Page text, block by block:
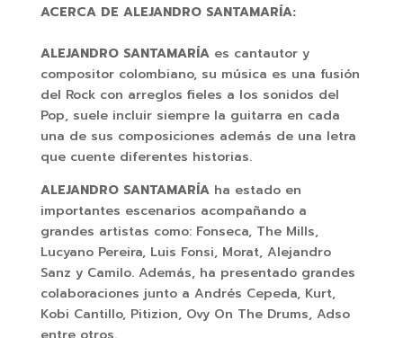
ACERCA DE ALEJANDRO SANTAMARÍA:
ALEJANDRO SANTAMARÍAes cantautor y
compositor colombiano, su música es una fusión
del Rock con arreglos fieles a los sonidos del
Pop, suele incluir siempre la guitarra en cada
una de sus composiciones además de una letra
que cuente diferentes historias.
ALEJANDRO SANTAMARÍAha estado en
importantes escenarios acompañando a
grandes artistas como: Fonseca, The Mills,
Lucyano Pereira, Luis Fonsi, Morat, Alejandro
Sanz y Camilo. Además, ha presentado grandes
colaboraciones junto a Andrés Cepeda, Kurt,
Kobi Cantillo, Pitizion, Ovy On The Drums, Adso